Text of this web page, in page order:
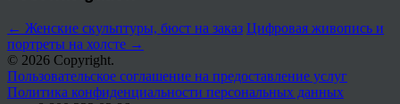
← Женские скульптуры, бюст на заказ Цифровая живопись и
портреты на холсте →
© 2026 Copyright.
Пользовательское соглашение на предоставление услуг
Политика конфиденциальности персональных данных